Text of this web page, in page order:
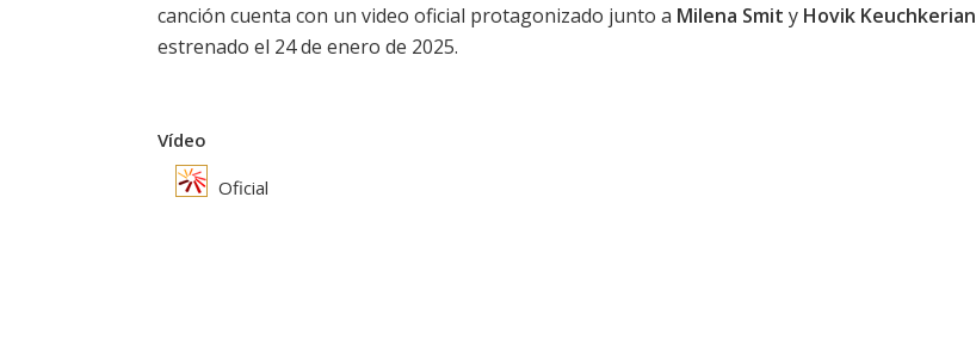
canción cuenta con un video oficial protagonizado junto a Milena Smit y Hovik Keuchkerian
estrenado el 24 de enero de 2025.
Vídeo
Oficial